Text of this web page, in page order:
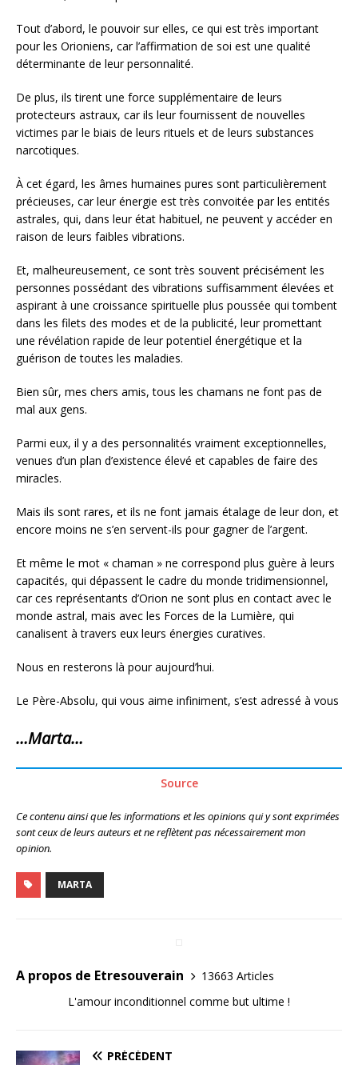
Tout d’abord, le pouvoir sur elles, ce qui est très important
pour les Orioniens, car l’affirmation de soi est une qualité
déterminante de leur personnalité.
De plus, ils tirent une force supplémentaire de leurs
protecteurs astraux, car ils leur fournissent de nouvelles
victimes par le biais de leurs rituels et de leurs substances
narcotiques.
À cet égard, les âmes humaines pures sont particulièrement
précieuses, car leur énergie est très convoitée par les entités
astrales, qui, dans leur état habituel, ne peuvent y accéder en
raison de leurs faibles vibrations.
Et, malheureusement, ce sont très souvent précisément les
personnes possédant des vibrations suffisamment élevées et
aspirant à une croissance spirituelle plus poussée qui tombent
dans les filets des modes et de la publicité, leur promettant
une révélation rapide de leur potentiel énergétique et la
guérison de toutes les maladies.
Bien sûr, mes chers amis, tous les chamans ne font pas de
mal aux gens.
Parmi eux, il y a des personnalités vraiment exceptionnelles,
venues d’un plan d’existence élevé et capables de faire des
miracles.
Mais ils sont rares, et ils ne font jamais étalage de leur don, et
encore moins ne s’en servent-ils pour gagner de l’argent.
Et même le mot « chaman » ne correspond plus guère à leurs
capacités, qui dépassent le cadre du monde tridimensionnel,
car ces représentants d’Orion ne sont plus en contact avec le
monde astral, mais avec les Forces de la Lumière, qui
canalisent à travers eux leurs énergies curatives.
Nous en resterons là pour aujourd’hui.
Le Père-Absolu, qui vous aime infiniment, s’est adressé à vous
…Marta…
Source
Ce contenu ainsi que les informations et les opinions qui y sont exprimées
sont ceux de leurs auteurs et ne reflètent pas nécessairement mon
opinion.
MARTA
A propos de Etresouverain
13663 Articles
L'amour inconditionnel comme but ultime !
PRÉCÉDENT